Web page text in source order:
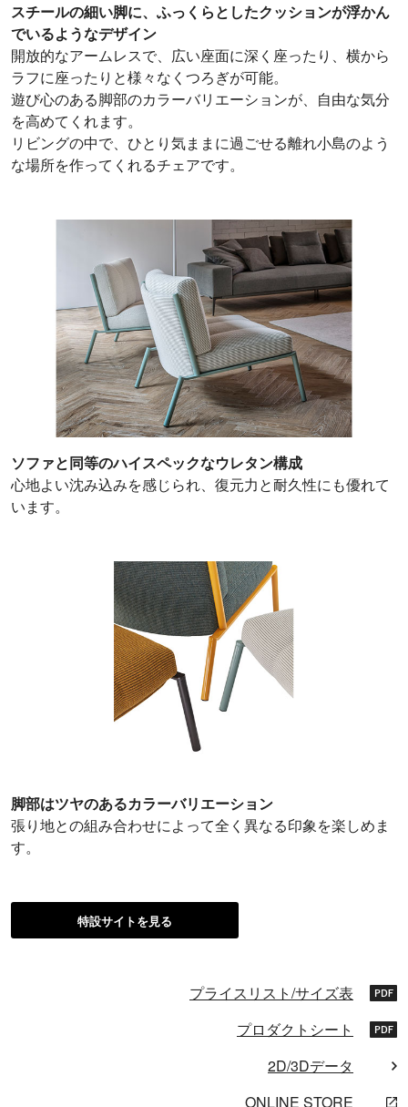
スチールの細い脚に、ふっくらとしたクッションが浮かん
でいるようなデザイン
開放的なアームレスで、広い座面に深く座ったり、横から
ラフに座ったりと様々なくつろぎが可能。
遊び心のある脚部のカラーバリエーションが、自由な気分
を高めてくれます。
リビングの中で、ひとり気ままに過ごせる離れ小島のよう
な場所を作ってくれるチェアです。
ソファと同等のハイスペックなウレタン構成
心地よい沈み込みを感じられ、復元力と耐久性にも優れて
います。
脚部はツヤのあるカラーバリエーション
張り地との組み合わせによって全く異なる印象を楽しめま
す。
特設サイトを見る
プライスリスト/サイズ表
プロダクトシート
2D/3Dデータ
ONLINE STORE